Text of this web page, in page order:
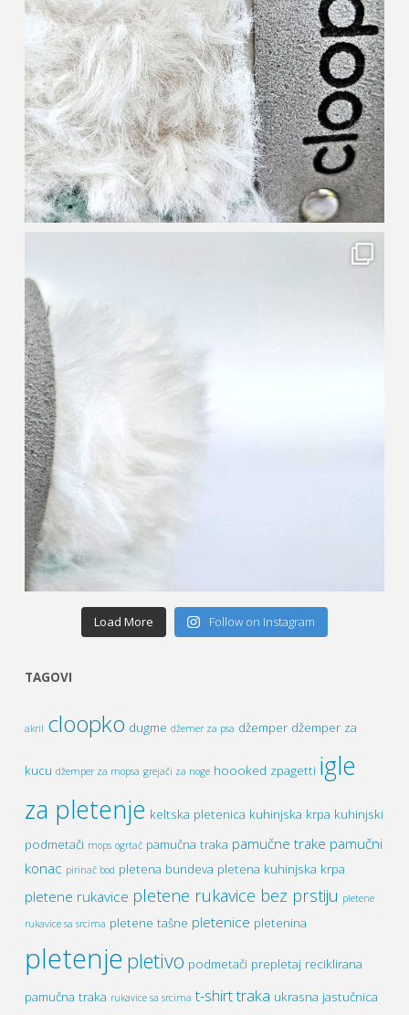
Load More Follow on Instagram
TAGOVI
akril cloopko dugme džemer za psa džemper džemper za
kucu džemper za mopsa grejači za noge hoooked zpagetti igle
za pletenje keltska pletenica kuhinjska krpa kuhinjski
podmetači mops ogrtač pamučna traka pamučne trake pamučni
konac pirinač bod pletena bundeva pletena kuhinjska krpa
pletene rukavice pletene rukavice bez prstiju pletene
rukavice sa srcima pletene tašne pletenice pletenina
pletenje pletivo podmetači prepletaj reciklirana
pamučna traka rukavice sa srcima t-shirt traka ukrasna jastučnica